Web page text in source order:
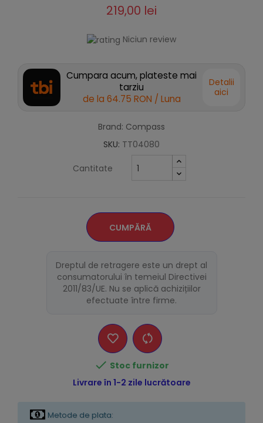
219,00 lei
Niciun review
Cumpara acum, plateste mai
tarziu
de la 64.75 RON / Luna
Detalii
aici
Brand: Compass
SKU: TT04080
Cantitate
CUMPĂRĂ
Dreptul de retragere este un drept al
consumatorului în temeiul Directivei
2011/83/UE. Nu se aplică achizițiilor
efectuate între firme.
 Stoc furnizor
Livrare în 1-2 zile lucrătoare
Metode de plata: